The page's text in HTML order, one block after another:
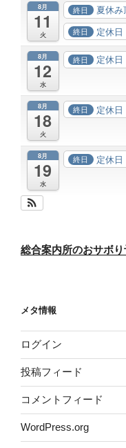
8月
11
火
終日 夏休み
終日 定休日
8月
12
水
終日 定休日
8月
18
火
終日 定休日
8月
19
水
終日 定休日
総合案内所のおサボ
メタ情報
ログイン
投稿フィード
コメントフィード
WordPress.org